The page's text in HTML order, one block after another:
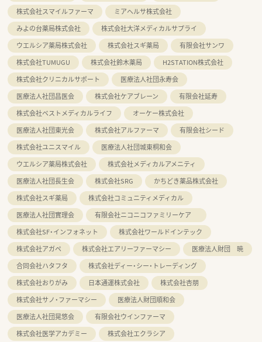
株式会社スマイルファーマ
ミアヘルサ株式会社
みよの台薬局株式会社
株式会社大洋メディカルサプライ
ウエルシア薬局株式会社
株式会社スギ薬局
有限会社サンワ
株式会社TUMUGU
株式会社鈴木薬局
H2STATION株式会社
株式会社クリニカルサポート
医療法人社団永寿会
医療法人社団昌医会
株式会社ケアブレーン
有限会社延寿
株式会社ベストメディカルライフ
オーケー株式会社
医療法人社団東光会
株式会社アルファーマ
有限会社シード
株式会社ユニスマイル
医療法人社団城東桐和会
ウエルシア薬局株式会社
株式会社メディカルアメニティ
医療法人社団長生会
株式会社SRG
かちどき薬品株式会社
株式会社スギ薬局
株式会社コミュニティメディカル
医療法人社団實理会
有限会社ニコニコファミリーケア
株式会社SF・インフォネット
株式会社ワールドインテック
株式会社アガペ
株式会社エアリーファーマシー
医療法人財団 暁
合同会社ハタフタ
株式会社ディー・シー・トレーディング
株式会社おりがみ
日本通運株式会社
株式会社杏朋
株式会社サノ・ファーマシー
医療法人財団順和会
医療法人社団晃悠会
有限会社ウインファーマ
株式会社医学アカデミー
株式会社エクラシア